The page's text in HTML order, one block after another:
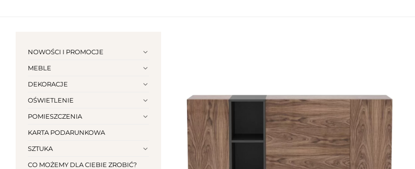
NOWOŚCI I PROMOCJE
MEBLE
DEKORACJE
OŚWIETLENIE
POMIESZCZENIA
KARTA PODARUNKOWA
SZTUKA
CO MOŻEMY DLA CIEBIE ZROBIĆ?